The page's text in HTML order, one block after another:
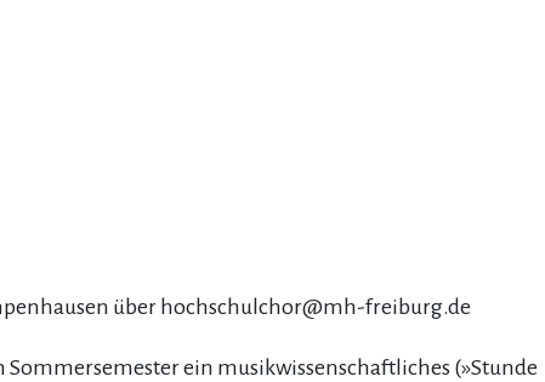
über hochschulchor@mh-freiburg.de
ein musikwissenschaftliches (»Stunde